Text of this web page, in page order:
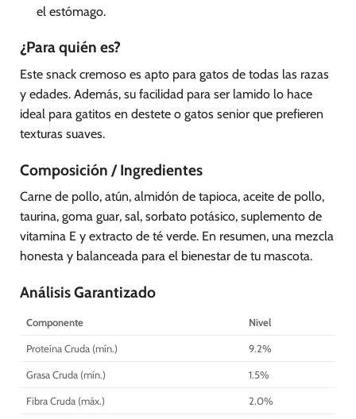
el estómago.
¿Para quién es?
Este snack cremoso es apto para gatos de todas las razas
y edades. Además, su facilidad para ser lamido lo hace
ideal para gatitos en destete o gatos senior que prefieren
texturas suaves.
Composición / Ingredientes
Carne de pollo, atún, almidón de tapioca, aceite de pollo,
taurina, goma guar, sal, sorbato potásico, suplemento de
vitamina E y extracto de té verde. En resumen, una mezcla
honesta y balanceada para el bienestar de tu mascota.
Análisis Garantizado
Componente Nivel
Proteína Cruda (mín.) 9.2%
Grasa Cruda (mín.) 1.5%
Fibra Cruda (máx.) 2.0%